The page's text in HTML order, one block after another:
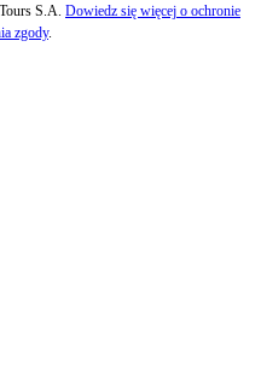
S.A. Dowiedz się więcej o ochronie
zgody.